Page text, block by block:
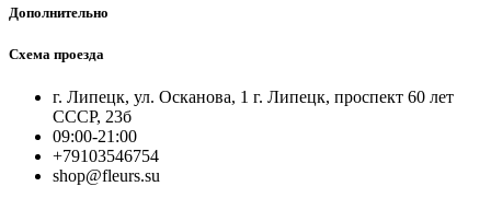
Дополнительно
Схема проезда
г. Липецк, ул. Осканова, 1 г. Липецк, проспект 60 лет
СССР, 23б
09:00-21:00
+79103546754
shop@fleurs.su